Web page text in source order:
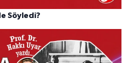
Söyledi?